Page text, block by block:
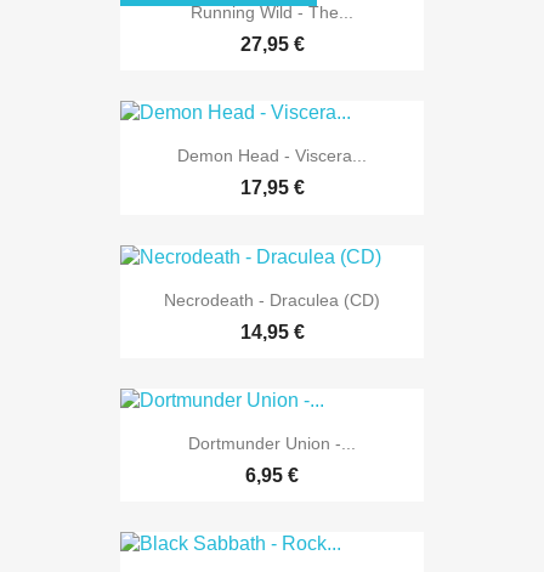
Running Wild - The...
27,95 €
Demon Head - Viscera...
17,95 €
Necrodeath - Draculea (CD)
14,95 €
Dortmunder Union -...
6,95 €